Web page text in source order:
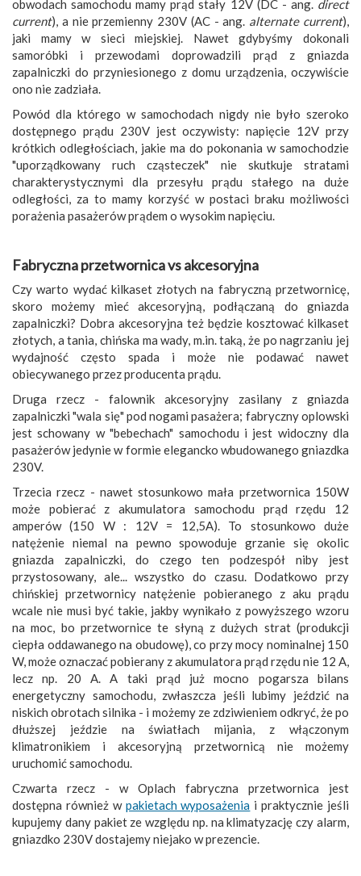
obwodach samochodu mamy prąd stały 12V (DC - ang. direct
current), a nie przemienny 230V (AC - ang. alternate current),
jaki mamy w sieci miejskiej. Nawet gdybyśmy dokonali
samoróbki i przewodami doprowadzili prąd z gniazda
zapalniczki do przyniesionego z domu urządzenia, oczywiście
ono nie zadziała.
Powód dla którego w samochodach nigdy nie było szeroko
dostępnego prądu 230V jest oczywisty: napięcie 12V przy
krótkich odległościach, jakie ma do pokonania w samochodzie
"uporządkowany ruch cząsteczek" nie skutkuje stratami
charakterystycznymi dla przesyłu prądu stałego na duże
odległości, za to mamy korzyść w postaci braku możliwości
porażenia pasażerów prądem o wysokim napięciu.
Fabryczna przetwornica vs akcesoryjna
Czy warto wydać kilkaset złotych na fabryczną przetwornicę,
skoro możemy mieć akcesoryjną, podłączaną do gniazda
zapalniczki? Dobra akcesoryjna też będzie kosztować kilkaset
złotych, a tania, chińska ma wady, m.in. taką, że po nagrzaniu jej
wydajność często spada i może nie podawać nawet
obiecywanego przez producenta prądu.
Druga rzecz - falownik akcesoryjny zasilany z gniazda
zapalniczki "wala się" pod nogami pasażera; fabryczny oplowski
jest schowany w "bebechach" samochodu i jest widoczny dla
pasażerów jedynie w formie elegancko wbudowanego gniazdka
230V.
Trzecia rzecz - nawet stosunkowo mała przetwornica 150W
może pobierać z akumulatora samochodu prąd rzędu 12
amperów (150 W : 12V = 12,5A). To stosunkowo duże
natężenie niemal na pewno spowoduje grzanie się okolic
gniazda zapalniczki, do czego ten podzespół niby jest
przystosowany, ale... wszystko do czasu. Dodatkowo przy
chińskiej przetwornicy natężenie pobieranego z aku prądu
wcale nie musi być takie, jakby wynikało z powyższego wzoru
na moc, bo przetwornice te słyną z dużych strat (produkcji
ciepła oddawanego na obudowę), co przy mocy nominalnej 150
W, może oznaczać pobierany z akumulatora prąd rzędu nie 12 A,
lecz np. 20 A. A taki prąd już mocno pogarsza bilans
energetyczny samochodu, zwłaszcza jeśli lubimy jeździć na
niskich obrotach silnika - i możemy ze zdziwieniem odkryć, że po
dłuższej jeździe na światłach mijania, z włączonym
klimatronikiem i akcesoryjną przetwornicą nie możemy
uruchomić samochodu.
Czwarta rzecz - w Oplach fabryczna przetwornica jest
dostępna również w pakietach wyposażenia i praktycznie jeśli
kupujemy dany pakiet ze względu np. na klimatyzację czy alarm,
gniazdko 230V dostajemy niejako w prezencie.